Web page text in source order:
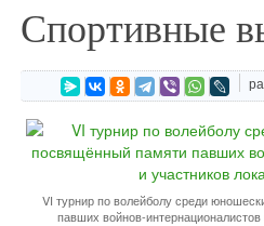
Спортивные
VI турнир по волейболу среди
павших войнов-